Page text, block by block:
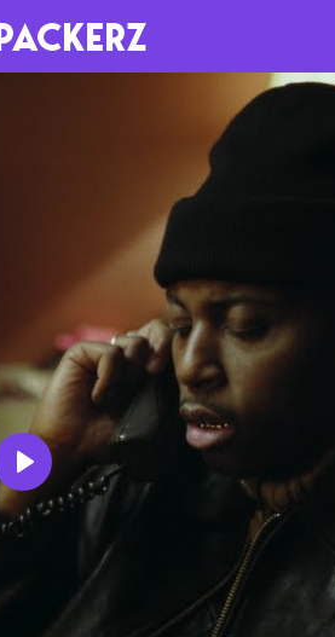
RADIO
Playlists
Podcasts
Mixes
Play